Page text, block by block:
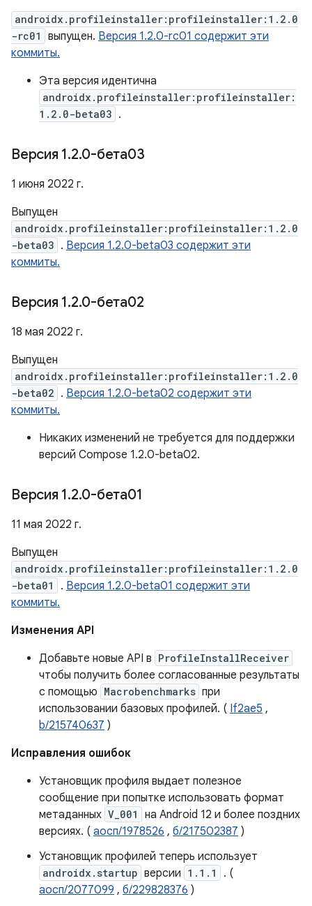
androidx.profileinstaller:profileinstaller:1.2.0
-rc01
выпущен. Версия 1.2.0-rc01 содержит эти
коммиты.
Эта версия идентична
androidx.profileinstaller:profileinstaller:
1.2.0-beta03 .
Версия 1.2.0-бета03
1 июня 2022 г.
Выпущен
androidx.profileinstaller:profileinstaller:1.2.0
-beta03 . Версия 1.2.0-beta03 содержит эти
коммиты.
Версия 1.2.0-бета02
18 мая 2022 г.
Выпущен
androidx.profileinstaller:profileinstaller:1.2.0
-beta02 . Версия 1.2.0-beta02 содержит эти
коммиты.
Никаких изменений не требуется для поддержки
версий Compose 1.2.0-beta02.
Версия 1.2.0-бета01
11 мая 2022 г.
Выпущен
androidx.profileinstaller:profileinstaller:1.2.0
-beta01
. Версия 1.2.0-beta01 содержит эти
коммиты.
Изменения API
Добавьте новые API в ProfileInstallReceiver
чтобы получить более согласованные результаты
с помощью Macrobenchmarks при
использовании базовых профилей. ( If2ae5 ,
b/215740637 )
Исправления ошибок
Установщик профиля выдает полезное
сообщение при попытке использовать формат
метаданных V_001
на Android 12 и более поздних
версиях. ( аосп/1978526 , б/217502387 )
Установщик профилей теперь использует
androidx.startup версии 1.1.1
. (
аосп/2077099 , б/229828376 )